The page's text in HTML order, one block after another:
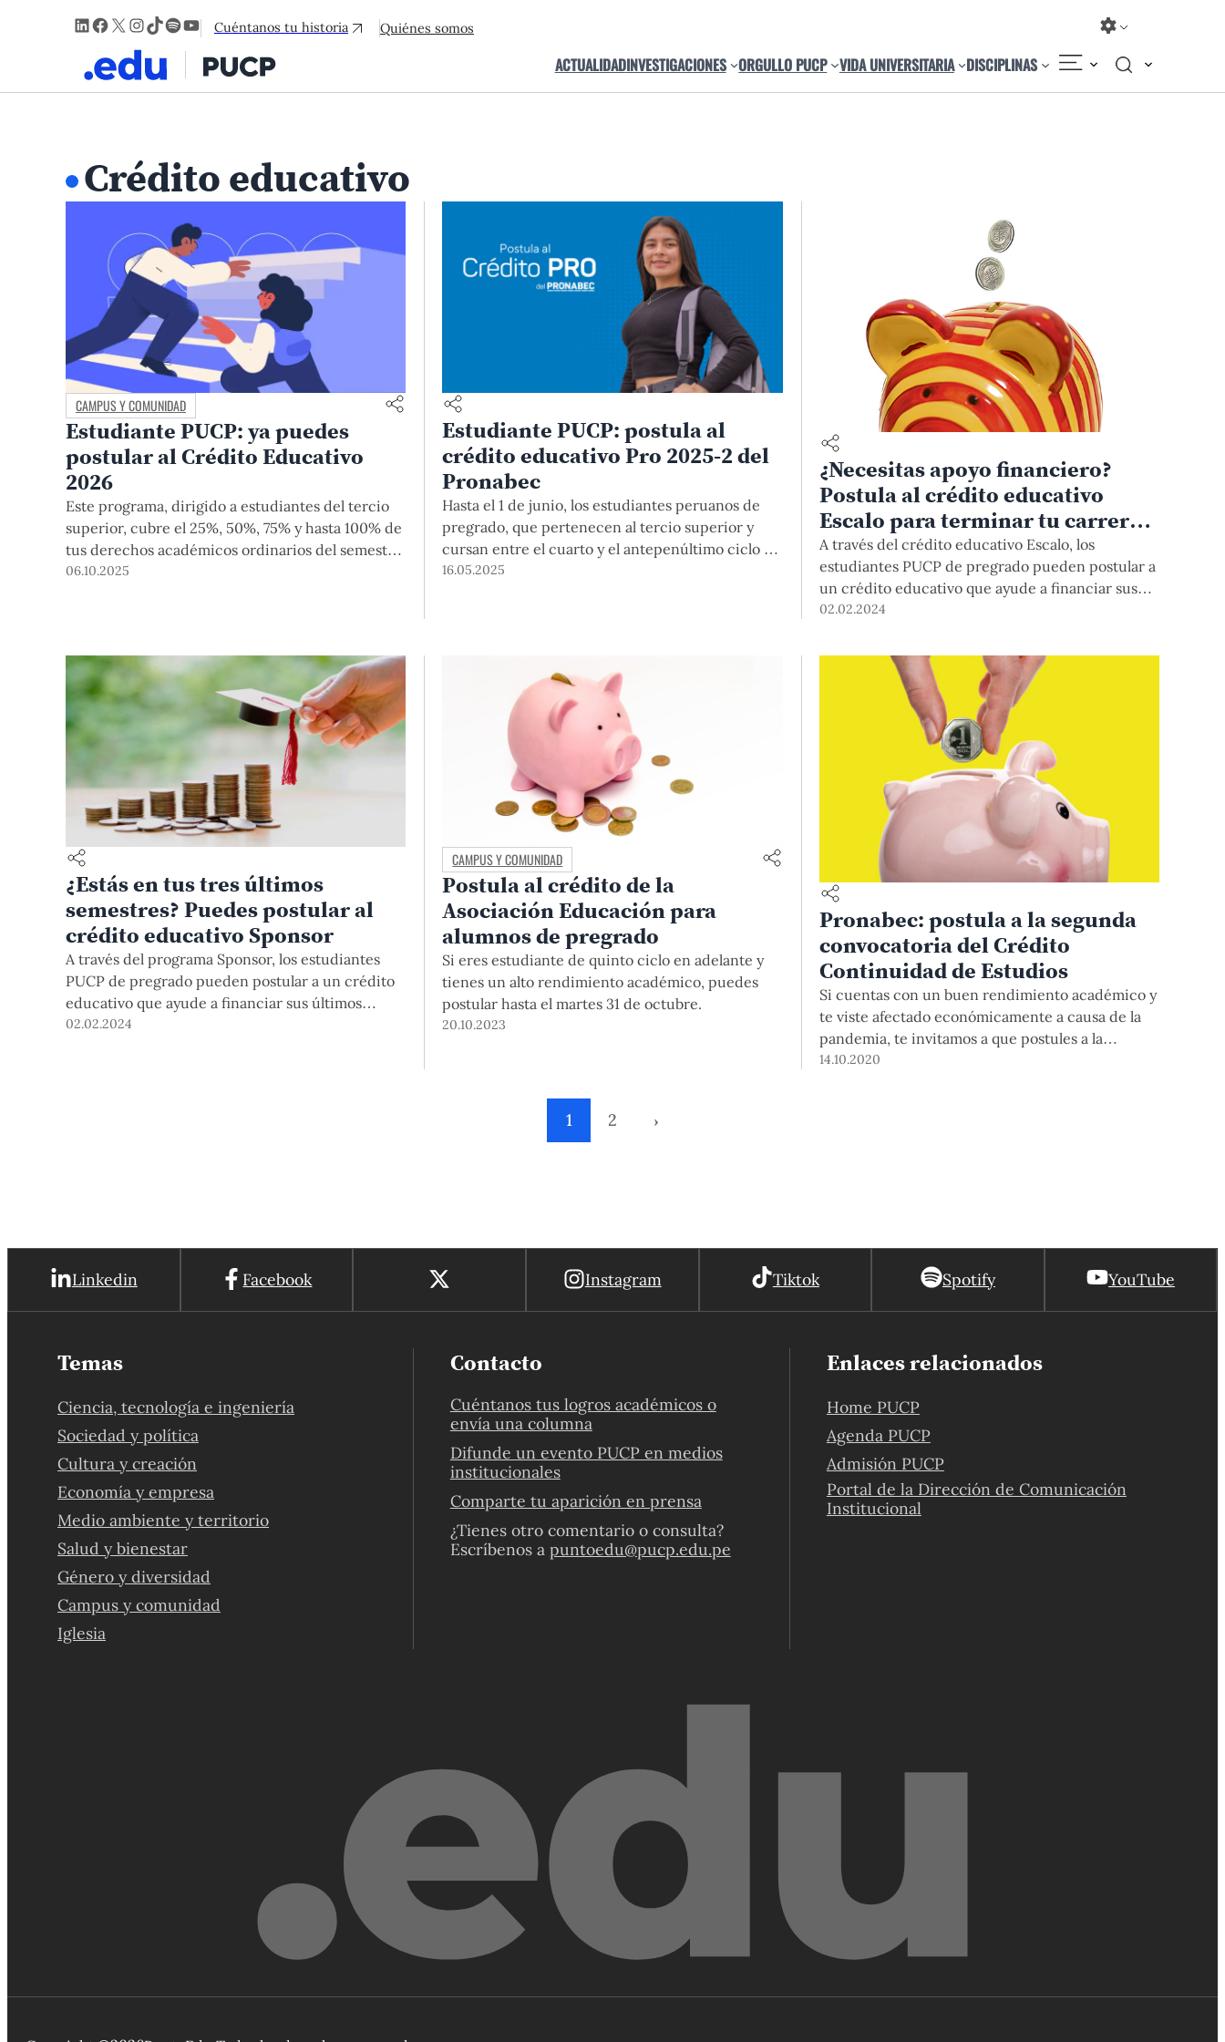
LinkedIn
Facebook
X Instagram
TikTok
Spotify
YouTube
Cuéntanos tu historia Quiénes somos
ACTUALIDADINVESTIGACIONES ORGULLO PUCP VIDA UNIVERSITARIA DISCIPLINAS
Crédito educativo
CAMPUS Y COMUNIDAD
Estudiante PUCP: ya puedes
postular al Crédito Educativo
2026
Este programa, dirigido a estudiantes del tercio
superior, cubre el 25%, 50%, 75% y hasta 100% de
tus derechos académicos ordinarios del semestre
2026-1 y 2026-2, y tienes la posibilidad de
06.10.2025
Estudiante PUCP: postula al
crédito educativo Pro 2025-2 del
Pronabec
Hasta el 1 de junio, los estudiantes peruanos de
pregrado, que pertenecen al tercio superior y
cursan entre el cuarto y el antepenúltimo ciclo de
su carrera, pueden postular al préstamo
16.05.2025
¿Necesitas apoyo financiero?
Postula al crédito educativo
Escalo para terminar tu carrera
PUCP
A través del crédito educativo Escalo, los
estudiantes PUCP de pregrado pueden postular a
un crédito educativo que ayude a financiar sus
últimos semestres. Pueden aplicar estudiantes de
académicos. ¿Tienes dudas? Participa en la charla
virtual que tendremos este lunes 5 de febrero a
02.02.2024
¿Estás en tus tres últimos
semestres? Puedes postular al
crédito educativo Sponsor
A través del programa Sponsor, los estudiantes
PUCP de pregrado pueden postular a un crédito
educativo que ayude a financiar sus últimos
semestres. Pueden aplicar quienes estén en los
02.02.2024
CAMPUS Y COMUNIDAD
Postula al crédito de la
Asociación Educación para
alumnos de pregrado
Si eres estudiante de quinto ciclo en adelante y
tienes un alto rendimiento académico, puedes
postular hasta el martes 31 de octubre.
20.10.2023
Pronabec: postula a la segunda
convocatoria del Crédito
Continuidad de Estudios
Si cuentas con un buen rendimiento académico y
te viste afectado económicamente a causa de la
pandemia, te invitamos a que postules a la
segunda convocatoria del crédito que ofrece
14.10.2020
1 2 ›
Linkedin Facebook Instagram Tiktok Spotify YouTube
Temas
Ciencia, tecnología e ingeniería
Sociedad y política
Cultura y creación
Economía y empresa
Medio ambiente y territorio
Salud y bienestar
Género y diversidad
Campus y comunidad
Iglesia
Contacto
Cuéntanos tus logros académicos o
envía una columna
Difunde un evento PUCP en medios
institucionales
Comparte tu aparición en prensa
¿Tienes otro comentario o consulta?
Escríbenos a puntoedu@pucp.edu.pe
Enlaces relacionados
Home PUCP
Agenda PUCP
Admisión PUCP
Portal de la Dirección de Comunicación
Institucional